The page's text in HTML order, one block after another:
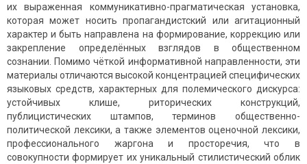
их выраженная коммуникативно-прагматическая установка,
которая может носить пропагандистский или агитационный
характер и быть направлена на формирование, коррекцию или
закрепление определённых взглядов в общественном
сознании. Помимо чёткой информативной направленности, эти
материалы отличаются высокой концентрацией специфических
языковых средств, характерных для полемического дискурса:
устойчивых клише, риторических конструкций,
публицистических штампов, терминов общественно-
политической лексики, а также элементов оценочной лексики,
профессионального жаргона и просторечия, что в
совокупности формирует их уникальный стилистический облик